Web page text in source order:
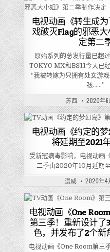
电视动画《转生成
戏破灭Flag的邪恶
定第二
原始系列的总发行量已超
TOKYO MX和BS11今天已
“我被转嫁为只拥有处女游
孩……”
苏西 2020年6
电视动画《约定的
将延期至2021
受新冠病毒影响，电视动画
二季由2020年10月延期
漫威 2020年4
电视动画《One
第三季！重新设计了
色，并发布了2个新
电视动画《One Room第三